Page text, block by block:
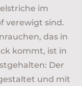
im
verewigt sind.
das in
kommt, ist in
Der
und mit